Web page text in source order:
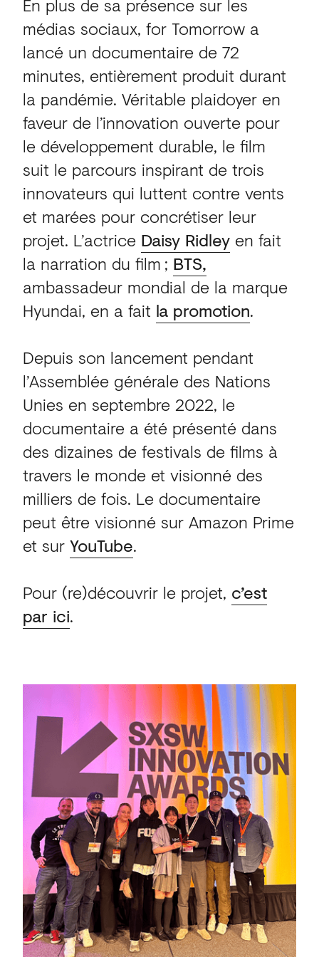
médias sociaux, for Tomorrow a
lancé un documentaire de 72
minutes, entièrement produit durant
la pandémie. Véritable plaidoyer en
faveur de l’innovation ouverte pour
le développement durable, le film
suit le parcours inspirant de trois
innovateurs qui luttent contre vents
et marées pour concrétiser leur
projet. L’actrice Daisy Ridleyen fait
la narration du film ; BTS,
ambassadeur mondial de la marque
Hyundai, en a fait la promotion.
Depuis son lancement pendant
l’Assemblée générale des Nations
Unies en septembre 2022, le
documentaire a été présenté dans
des dizaines de festivals de films à
travers le monde et visionné des
milliers de fois. Le documentaire
peut être visionné sur Amazon Prime
et sur YouTube.
Pour (re)découvrir le projet, c’est
par ici.